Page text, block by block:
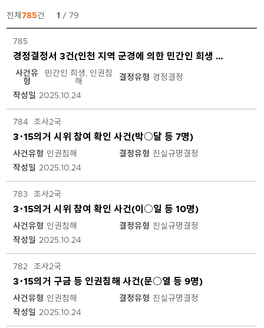
전체785건 1 / 79
1
기
위
사
별
사
보
고
목
니
다.
각
항
목
글
번
785
경정결정서 3건(인천 지역 군경에 의한 민간인 희생 사건(1), 형제복지원 인권침해 사건(1), 형제복지원 인권침해 사건)
사건유
형
민간인 희생, 인권침
해
결정유형 경정결정
작성일 2025.10.24
784 조사2국
3･15의거 시위 참여 확인 사건(박○달 등 7명)
사건유형 인권침해 결정유형 진실규명결정
작성일 2025.10.24
783 조사2국
3･15의거 시위 참여 확인 사건(이○일 등 10명)
사건유형 인권침해 결정유형 진실규명결정
작성일 2025.10.24
782 조사2국
3･15의거 구금 등 인권침해 사건(문○열 등 9명)
사건유형 인권침해 결정유형 진실규명결정
작성일 2025.10.24